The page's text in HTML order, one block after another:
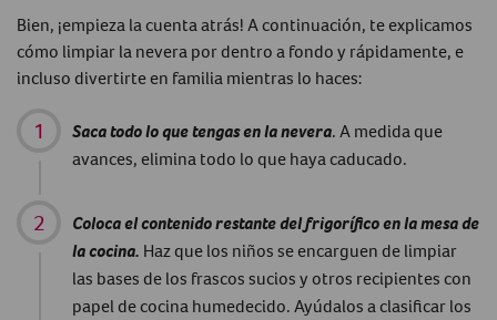
Bien, ¡empieza la cuenta atrás! A continuación, te explicamos
cómo limpiar la nevera por dentro a fondo y rápidamente, e
incluso divertirte en familia mientras lo haces:
Saca todo lo que tengas en la nevera. A medida que
avances, elimina todo lo que haya caducado.
Coloca el contenido restante del frigorífico en la mesa de
la cocina. Haz que los niños se encarguen de limpiar
las bases de los frascos sucios y otros recipientes con
papel de cocina humedecido. Ayúdalos a clasificar los